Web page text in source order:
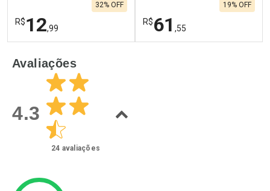
R$12,99
32% OFF
Laboratório
Por Menos
R$61 ,55
19% OFF
Avaliações
4.3
24 avaliações